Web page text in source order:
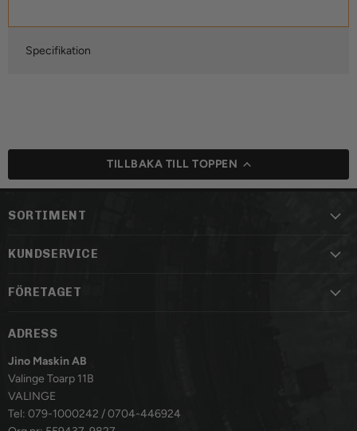
Specifikation
TILLBAKA TILL TOPPEN
SORTIMENT
KUNDSERVICE
FÖRETAGET
ADRESS
Jino Maskin AB
Valinge Toarp 11B
VALINGE
Tel: 079-1000242 / 0704-446924